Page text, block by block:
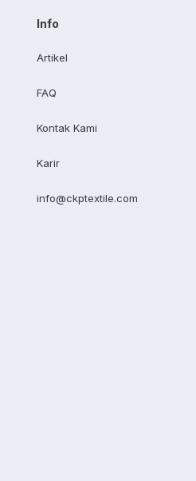
Info
Artikel
FAQ
Kontak Kami
Karir
info@ckptextile.com